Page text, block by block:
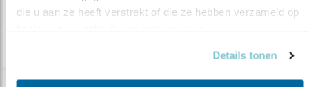
die u aan ze heeft verstrekt of die ze hebben verzameld op
Details tonen